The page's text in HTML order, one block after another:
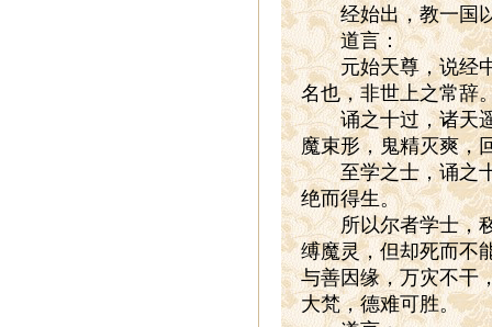
经始出，教一国以
道言：
元始天尊，说经中
名也，非世上之常辞
诵之十过，诸天遥
魔束形，鬼精灭爽，
至学之士，诵之十
绝而得生。
所以尔者学士，秽
缚魔灵，但却死而不
与善因缘，万灾不干
大梵，德难可胜。